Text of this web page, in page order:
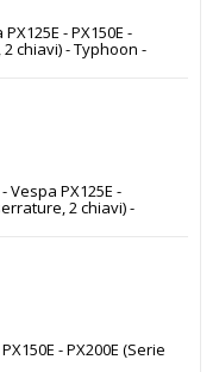
- PX150E -
chiavi) - Typhoon -
Vespa PX125E -
2 chiavi) -
- PX200E (Serie